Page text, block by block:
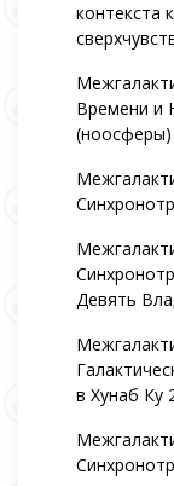
контекста
Времени и
(ноосферы)
Девять
в Хунаб Ку